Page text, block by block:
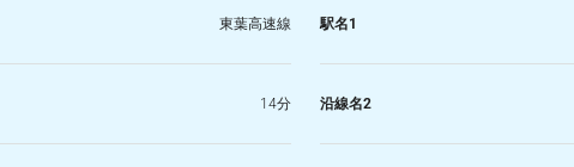
東葉高速線 駅名1
14分 沿線名2